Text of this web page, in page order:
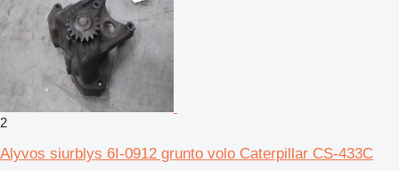
2
Alyvos siurblys 6I-0912 grunto volo Caterpillar CS-433C